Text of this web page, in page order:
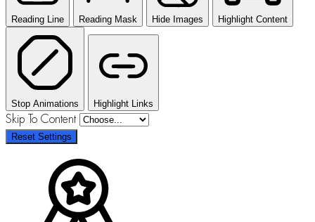
Reading Line Reading Mask Hide Images Highlight Content
Stop Animations Highlight Links
Skip To Content
Reset Settings